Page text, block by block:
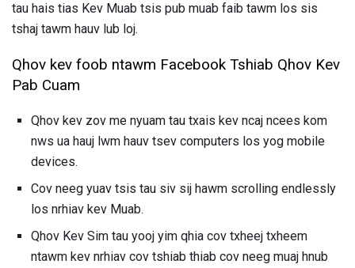
tau hais tias Kev Muab tsis pub muab faib tawm los sis
tshaj tawm hauv lub loj.
Qhov kev foob ntawm Facebook Tshiab Qhov Kev
Pab Cuam
Qhov kev zov me nyuam tau txais kev ncaj ncees kom
nws ua hauj lwm hauv tsev computers los yog mobile
devices.
Cov neeg yuav tsis tau siv sij hawm scrolling endlessly
los nrhiav kev Muab.
Qhov Kev Sim tau yooj yim qhia cov txheej txheem
ntawm kev nrhiav cov tshiab thiab cov neeg muaj hnub